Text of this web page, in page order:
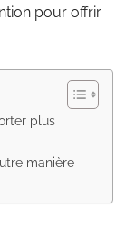
pour offrir
plus
manière